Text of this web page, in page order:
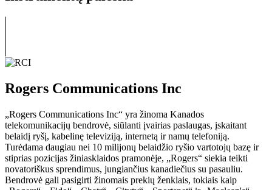
Rogers Communications Inc
„Rogers Communications Inc“ yra žinoma Kanados
telekomunikacijų bendrovė, siūlanti įvairias paslaugas, įskaitant
belaidį ryšį, kabelinę televiziją, internetą ir namų telefoniją.
Turėdama daugiau nei 10 milijonų belaidžio ryšio vartotojų bazę ir
stiprias pozicijas žiniasklaidos pramonėje, „Rogers“ siekia teikti
novatoriškus sprendimus, jungiančius kanadiečius su pasauliu.
Bendrovė gali pasigirti žinomais prekių ženklais, tokiais kaip